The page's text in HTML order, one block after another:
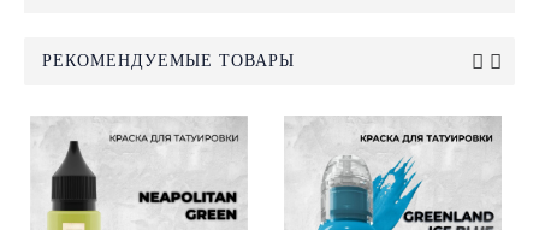
РЕКОМЕНДУЕМЫЕ ТОВАРЫ